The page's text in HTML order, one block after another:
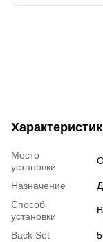
Место
установки
Назначение
Способ
установки
Back Set